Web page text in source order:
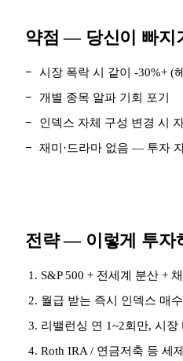
약점 — 당신이 빠지
−
시장 폭락 시 같이 -30%+ (
−
개별 종목 알파 기회 포기
−
인덱스 자체 구성 변경 시
−
재미·드라마 없음 — 투자
전략 — 이렇게 투자
S&P 500 + 전세계 분산 +
월급 받는 즉시 인덱스 매
리밸런싱 연 1~2회만, 시
Roth IRA / 연금저축 등 세